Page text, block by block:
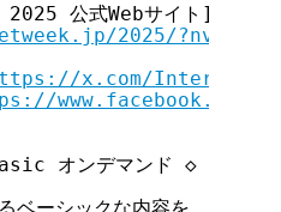
公式Webサイト]
2025/?nv
x.com/
www.facebook.com/
オンデマンド ◇